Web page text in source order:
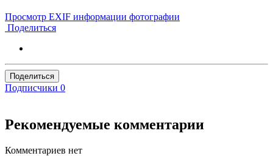
Просмотр EXIF информации фотографии
Поделиться
Поделиться
Подписчики 0
Рекомендуемые комментарии
Комментариев нет